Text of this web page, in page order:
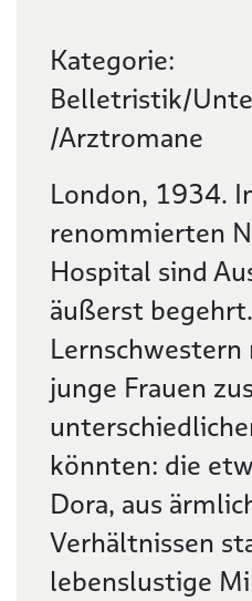
Kategorie:
Belletristik/
/Arztromane
London, 1934.
renommierten
Hospital sind
äußerst
Lernschwestern
junge Frauen
könnten: die
Dora, aus
Verhältnissen
lebenslustige